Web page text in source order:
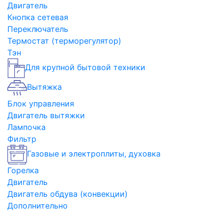
Двигатель
Кнопка сетевая
Переключатель
Термостат (терморегулятор)
Тэн
Для крупной бытовой техники
Вытяжка
Блок управления
Двигатель вытяжки
Лампочка
Фильтр
Газовые и электроплиты, духовка
Горелка
Двигатель
Двигатель обдува (конвекции)
Дополнительно